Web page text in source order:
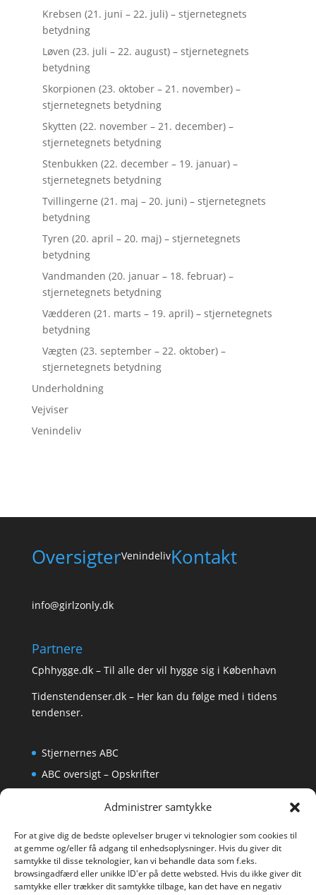
Administrer samtykke
For at give dig de bedste oplevelser bruger vi teknologier som cookies til
at gemme og/eller få adgang til enhedsoplysninger. Hvis du giver dit
samtykke til disse teknologier, kan vi behandle data som f.eks.
browsingadfærd eller unikke ID'er på dette websted. Hvis du ikke giver dit
samtykke eller trækker dit samtykke tilbage, kan det have en negativ
Krebsen (21. juni – 22. juli) – stjernetegnets
betydning
Løven (23. juli – 22. august) – stjernetegnets
betydning
Skorpionen (23. oktober – 21. november) –
stjernetegnets betydning
Skytten (22. november – 21. december) –
stjernetegnets betydning
Stenbukken (22. december – 19. januar) –
stjernetegnets betydning
Tvillingerne (21. maj – 20. juni) – stjernetegnets
betydning
Tyren (20. april – 20. maj) – stjernetegnets
betydning
Vandmanden (20. januar – 18. februar) –
stjernetegnets betydning
Vædderen (21. marts – 19. april) – stjernetegnets
betydning
Vægten (23. september – 22. oktober) –
stjernetegnets betydning
Underholdning
Vejviser
Venindeliv
OversigterVenindelivKontakt
info@girlzonly.dk
Partnere
Cphhygge.dk– Til alle der vil hygge sig i København
Tidenstendenser.dk– Her kan du følge med i tidens
tendenser.
Stjernernes ABC
ABC oversigt – Opskrifter